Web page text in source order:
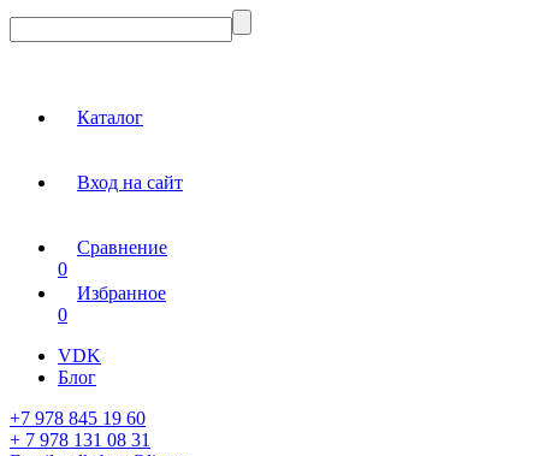
Каталог
Вход на сайт
Сравнение
0
Избранное
0
VDK
Блог
+7 978 845 19 60
+ 7 978 131 08 31